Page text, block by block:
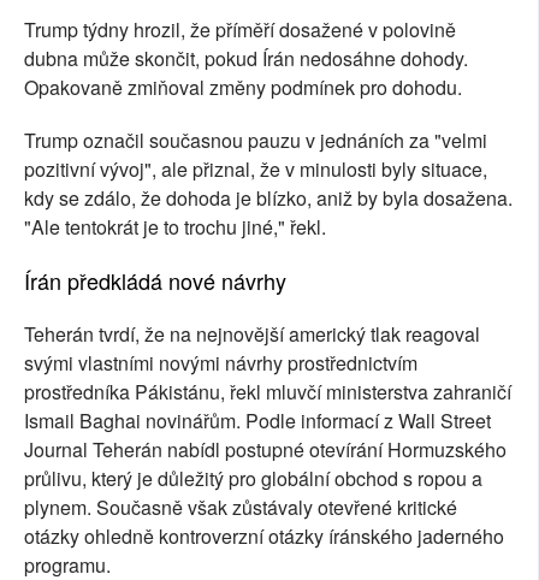
Trump týdny hrozil, že příměří dosažené v polovině
dubna může skončit, pokud Írán nedosáhne dohody.
Opakovaně zmiňoval změny podmínek pro dohodu.
Trump označil současnou pauzu v jednáních za "velmi
pozitivní vývoj", ale přiznal, že v minulosti byly situace,
kdy se zdálo, že dohoda je blízko, aniž by byla dosažena.
"Ale tentokrát je to trochu jiné," řekl.
Írán předkládá nové návrhy
Teherán tvrdí, že na nejnovější americký tlak reagoval
svými vlastními novými návrhy prostřednictvím
prostředníka Pákistánu, řekl mluvčí ministerstva zahraničí
Ismail Baghai novinářům. Podle informací z Wall Street
Journal Teherán nabídl postupné otevírání Hormuzského
průlivu, který je důležitý pro globální obchod s ropou a
plynem. Současně však zůstávaly otevřené kritické
otázky ohledně kontroverzní otázky íránského jaderného
programu.